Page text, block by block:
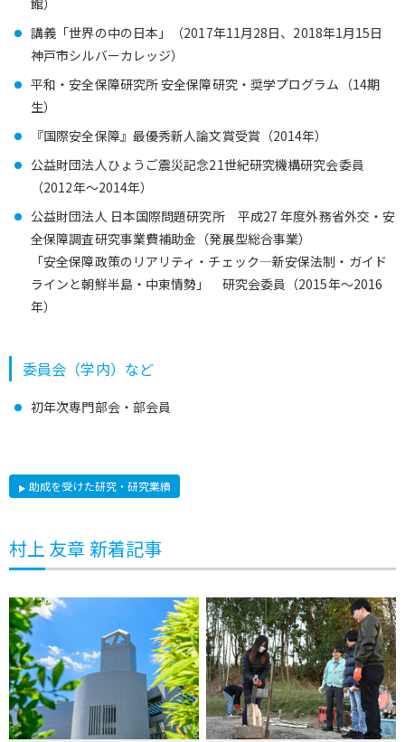
講義「世界の中の日本」（2017年11月28日、2018年1月15日
神戸市シルバーカレッジ）
平和・安全保障研究所 安全保障研究・奨学プログラム（14期
生）
『国際安全保障』最優秀新人論文賞受賞（2014年）
公益財団法人ひょうご震災記念21世紀研究機構研究会委員
（2012年～2014年）
公益財団法人 日本国際問題研究所 平成27 年度外務省外交・安
全保障調査研究事業費補助金（発展型総合事業）
「安全保障政策のリアリティ・チェック―新安保法制・ガイド
ラインと朝鮮半島・中東情勢」 研究会委員（2015年～2016
年）
委員会（学内）など
初年次専門部会・部会員
助成を受けた研究・研究業績
村上 友章 新着記事